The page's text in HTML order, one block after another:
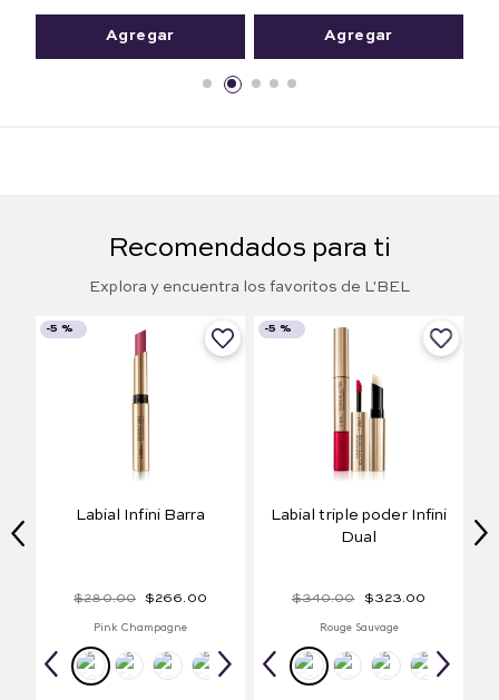
Agregar Agregar
Recomendados para ti
Explora y encuentra los favoritos de L'BEL
-5 %
Labial Infini Barra
$280.00 $266. 00
Pink Champagne
-5 %
Labial triple poder Infini
Dual
$340.00 $323.00
Rouge Sauvage